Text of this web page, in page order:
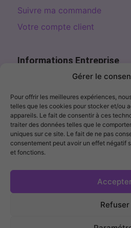
Gérer le
Pour offrir les meilleures expériences,
telles que les cookies pour stocker et/ou
appareils. Le fait de consentir à ces
traiter des données telles que le
uniques sur ce site. Le fait de ne pas
consentement peut avoir un effet négatif
et fonctions.
Refuser
Suivre ma commande
Votre compte client
Informations Entreprise
Page de contact
10% OFF – Sign up!
I agree to receive marketing emails. I
Get My
Politique de